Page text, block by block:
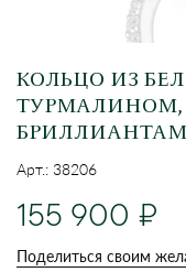
КОЛЬЦО ИЗ
Арт.: 38206
155 900
Поделиться своим